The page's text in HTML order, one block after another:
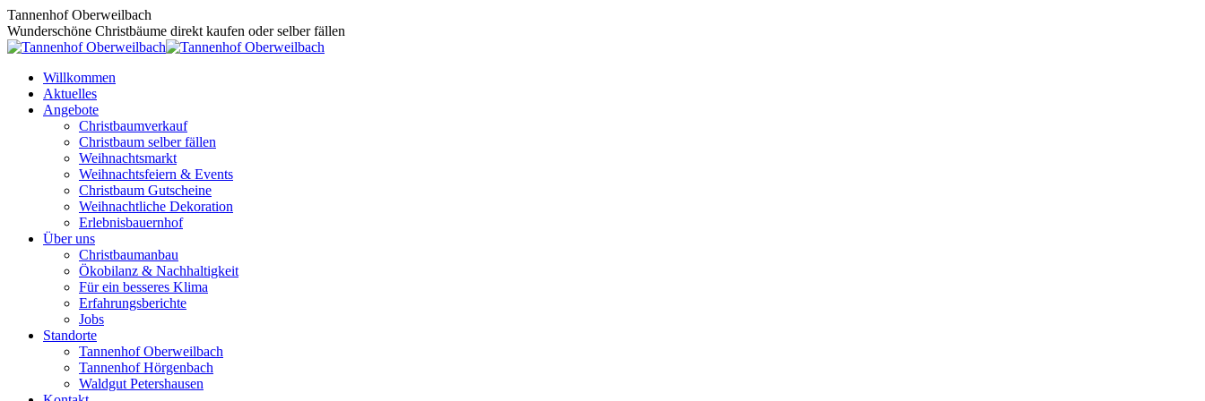
Zum
Inhalt
springen
Tannenhof Oberweilbach
Wunderschöne Christbäume direkt kaufen oder selber fällen
Willkommen
Aktuelles
Angebote
Christbaumverkauf
Christbaum selber fällen
Weihnachtsmarkt
Weihnachtsfeiern & Events
Christbaum Gutscheine
Weihnachtliche Dekoration
Erlebnisbauernhof
Über uns
Christbaumanbau
Ökobilanz & Nachhaltigkeit
Für ein besseres Klima
Erfahrungsberichte
Jobs
Standorte
Tannenhof Oberweilbach
Tannenhof Hörgenbach
Waldgut Petershausen